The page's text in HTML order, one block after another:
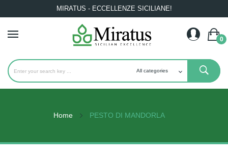
MIRATUS - ECCELLENZE SICILIANE!
0
Home PESTO DI MANDORLA